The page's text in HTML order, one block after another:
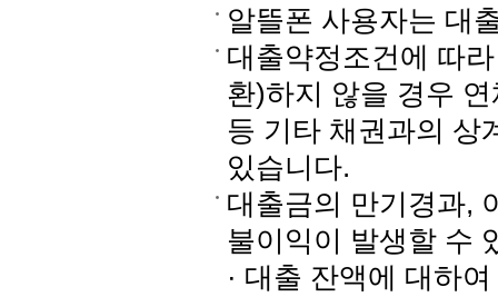
알뜰폰 사용자는 대
대출약정조건에 따
환)하지 않을 경우
등 기타 채권과의 상
있습니다.
대출금의 만기경과,
불이익이 발생할 수
· 대출 잔액에 대하